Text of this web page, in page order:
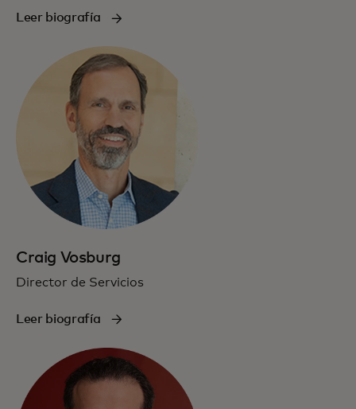
Leer biografía
Craig Vosburg
Director de Servicios
Leer biografía